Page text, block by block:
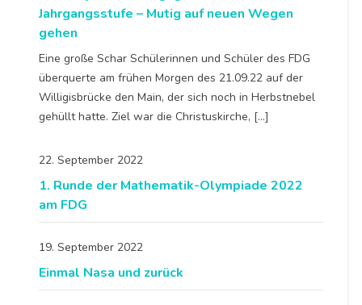
Jahrgangsstufe – Mutig auf neuen Wegen
gehen
Eine große Schar Schülerinnen und Schüler des FDG
überquerte am frühen Morgen des 21.09.22 auf der
Willigisbrücke den Main, der sich noch in Herbstnebel
gehüllt hatte. Ziel war die Christuskirche, […]
22. September 2022
1. Runde der Mathematik-Olympiade 2022
am FDG
19. September 2022
Einmal Nasa und zurück